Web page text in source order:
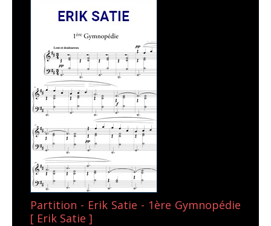
Partition - Erik Satie - 1ère Gymnopédie
[ Erik Satie ]